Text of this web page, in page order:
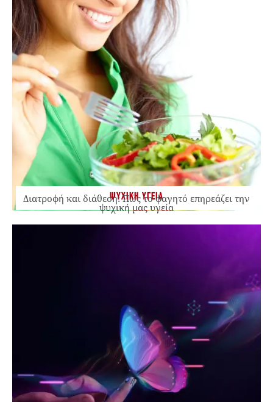
ΨΥΧΙΚΗ ΥΓΕΙΑ
Διατροφή και διάθεση: Πώς το φαγητό επηρεάζει την
ψυχική μας υγεία